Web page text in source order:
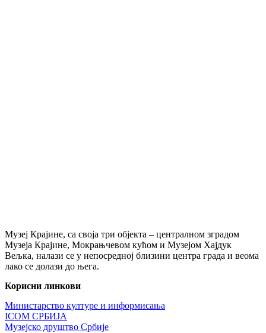
Музеј Крајине, са своја три објекта – централном зградом
Музеја Крајине, Мокрањчевом кућом и Музејом Хајдук
Вељка, налази се у непосредној близини центра града и веома
лако се долази до њега.
Корисни линкови
Министарство културе и информисања
ICOM СРБИЈА
Музејско друштво Србије